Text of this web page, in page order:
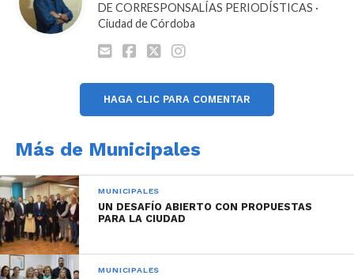
DE CORRESPONSALÍAS PERIODÍSTICAS ·
Ciudad de Córdoba
HAGA CLIC PARA COMENTAR
Más de Municipales
MUNICIPALES
UN DESAFÍO ABIERTO CON PROPUESTAS
PARA LA CIUDAD
MUNICIPALES